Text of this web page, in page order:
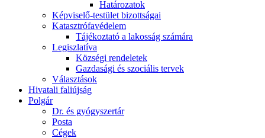
Határozatok
Képviselő-testület bizottságai
Katasztrófavédelem
Tájékoztató a lakosság számára
Legiszlatíva
Községi rendeletek
Gazdasági és szociális tervek
Választások
Hivatali faliújság
Polgár
Dr. és gyógyszertár
Posta
Cégek